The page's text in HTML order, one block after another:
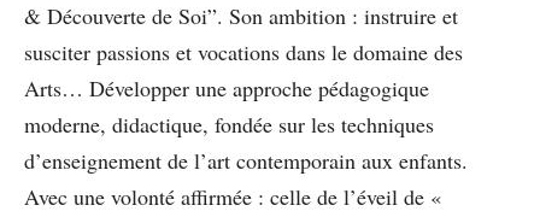
& Découverte de Soi”. Son ambition : instruire et
susciter passions et vocations dans le domaine des
Arts… Développer une approche pédagogique
moderne, didactique, fondée sur les techniques
d’enseignement de l’art contemporain aux enfants.
Avec une volonté affirmée : celle de l’éveil de «